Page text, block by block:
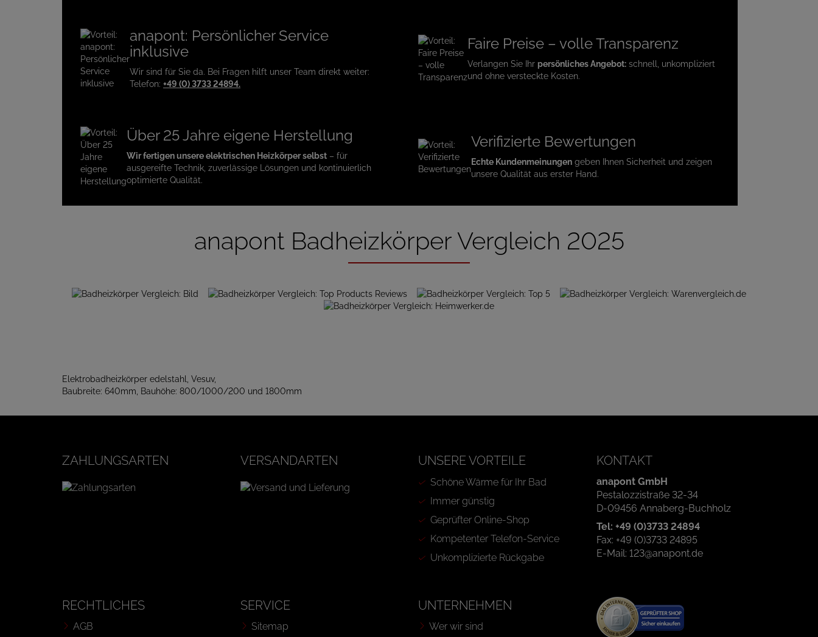
anapont: Persönlicher Service
inklusive
Wir sind für Sie da. Bei Fragen hilft unser Team direkt weiter:
Telefon: +49 (0) 3733 24894.
Faire Preise – volle Transparenz
Verlangen Sie Ihr persönliches Angebot: schnell, unkompliziert
und ohne versteckte Kosten.
Über 25 Jahre eigene Herstellung
Wir fertigen unsere elektrischen Heizkörper selbst – für
ausgereifte Technik, zuverlässige Lösungen und kontinuierlich
optimierte Qualität.
Verifizierte Bewertungen
Echte Kundenmeinungen geben Ihnen Sicherheit und zeigen
unsere Qualität aus erster Hand.
anapont Badheizkörper Vergleich 2025
Elektrobadheizkörper edelstahl, Vesuv,
Baubreite: 640mm, Bauhöhe: 800/1000/200 und 1800mm
ZAHLUNGSARTEN VERSANDARTEN UNSERE VORTEILE
Schöne Wärme für Ihr Bad
Immer günstig
Geprüfter Online-Shop
Kompetenter Telefon-Service
Unkomplizierte Rückgabe
KONTAKT
anapont GmbH
Pestalozzistraße 32-34
D-09456 Annaberg-Buchholz
Tel: +49 (0)3733 24894
Fax: +49 (0)3733 24895
E-Mail: 123@anapont.de
RECHTLICHES
AGB
SERVICE
Sitemap
UNTERNEHMEN
Wer wir sind